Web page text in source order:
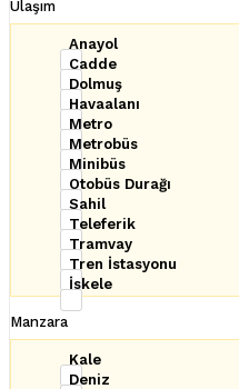
Ulaşım
Anayol
Cadde
Dolmuş
Havaalanı
Metro
Metrobüs
Minibüs
Otobüs Durağı
Sahil
Teleferik
Tramvay
Tren İstasyonu
İskele
Manzara
Kale
Deniz